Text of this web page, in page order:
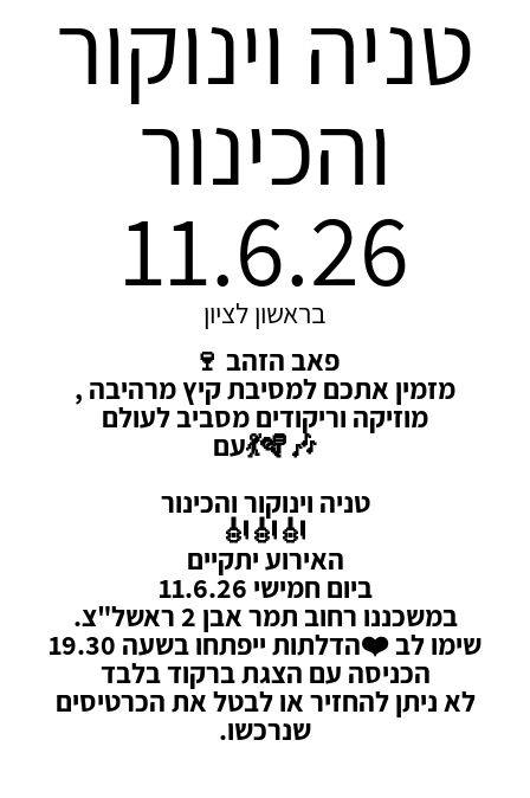
טניה וינוקור
והכינור
11.6.26
בראשון לציון
פאב הזהב 🍷
מזמין אתכם למסיבת קיץ מרהיבה ,
מוזיקה וריקודים מסביב לעולם
🎶🪇💃עם
טניה וינוקור והכינור
🎻🎻🎻
האירוע יתקיים
ביום חמישי 11.6.26
במשכננו רחוב תמר אבן 2 ראשל"צ.
שימו לב ❤️הדלתות ייפתחו בשעה 19.30
הכניסה עם הצגת ברקוד בלבד
לא ניתן להחזיר או לבטל את הכרטיסים
שנרכשו.